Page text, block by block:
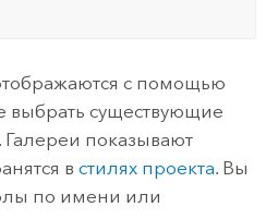
с помощью
выбрать существующие
показывают
в стилях проекта. Вы
по имени или